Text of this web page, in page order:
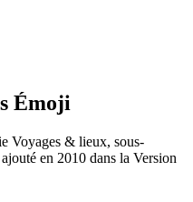
Émoji
Voyages & lieux, sous-
en 2010 dans la Version